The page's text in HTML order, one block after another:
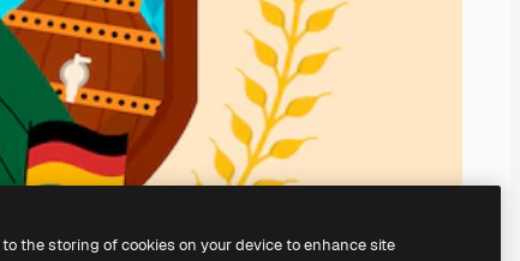
the storing of cookies on your device to enhance site